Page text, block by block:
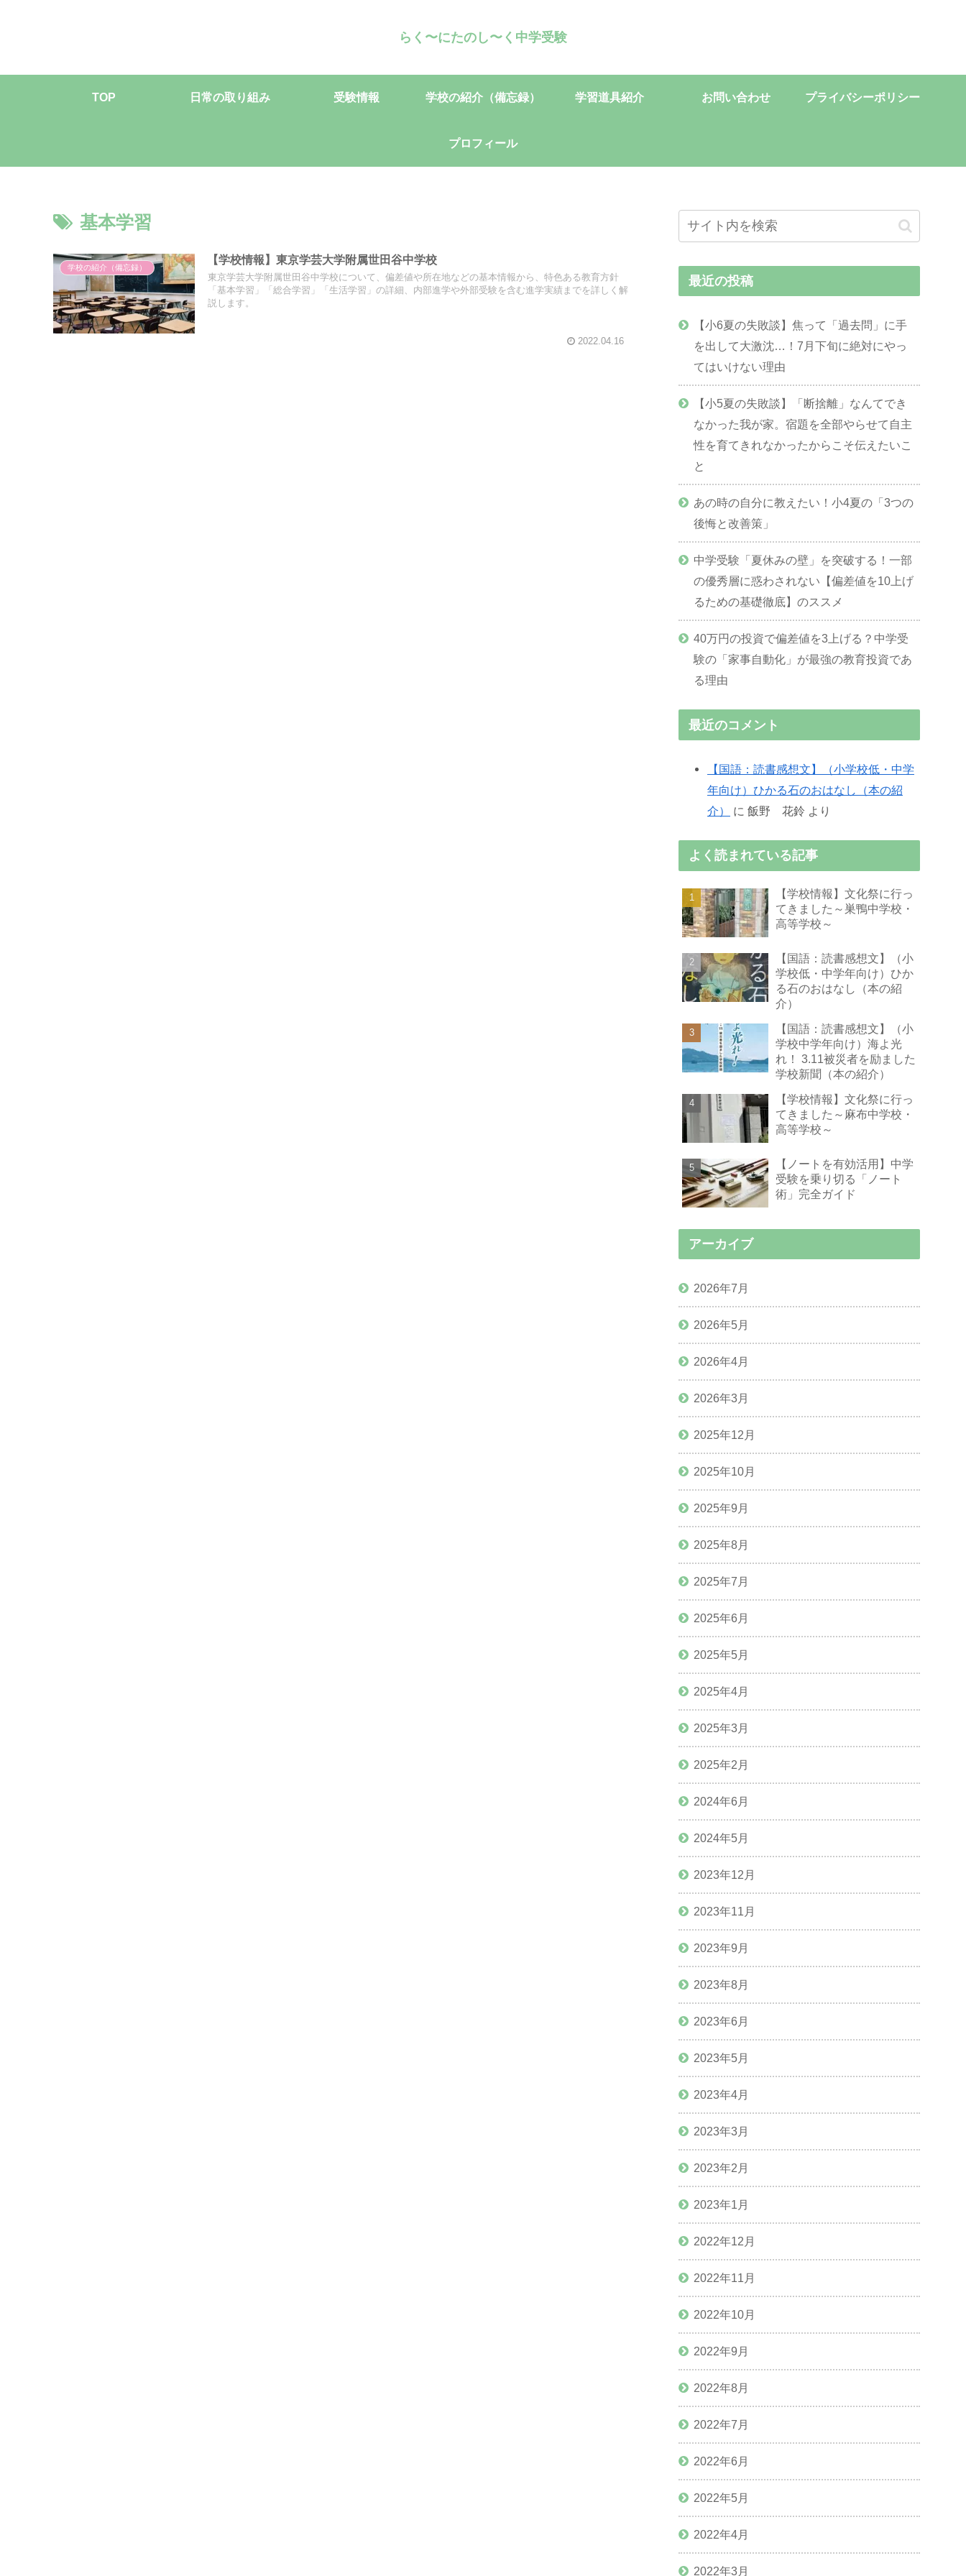
らく〜にたのし〜く中学受験
TOP 日常の取り組み 受験情報 学校の紹介（備忘録） 学習道具紹介 お問い合わせ プライバシーポリシー
プロフィール
基本学習
学校の紹介（備忘録）
【学校情報】東京学芸大学附属世田谷中学校
東京学芸大学附属世田谷中学校について、偏差値や所在地などの基本情報から、特色ある教育方針
「基本学習」「総合学習」「生活学習」の詳細、内部進学や外部受験を含む進学実績までを詳しく解
説します。
2022.04.16
最近の投稿
【小6夏の失敗談】焦って「過去問」に手
を出して大激沈…！7月下旬に絶対にやっ
てはいけない理由
【小5夏の失敗談】「断捨離」なんてでき
なかった我が家。宿題を全部やらせて自主
性を育てきれなかったからこそ伝えたいこ
と
あの時の自分に教えたい！小4夏の「3つの
後悔と改善策」
中学受験「夏休みの壁」を突破する！一部
の優秀層に惑わされない【偏差値を10上げ
るための基礎徹底】のススメ
40万円の投資で偏差値を3上げる？中学受
験の「家事自動化」が最強の教育投資であ
る理由
最近のコメント
【国語：読書感想文】（小学校低・中学
年向け）ひかる石のおはなし（本の紹
介）
に 飯野 花鈴 より
よく読まれている記事
【学校情報】文化祭に行っ
てきました～巣鴨中学校・
高等学校～
【国語：読書感想文】（小
学校低・中学年向け）ひか
る石のおはなし（本の紹
介）
【国語：読書感想文】（小
学校中学年向け）海よ光
れ！ 3.11被災者を励ました
学校新聞（本の紹介）
【学校情報】文化祭に行っ
てきました～麻布中学校・
高等学校～
【ノートを有効活用】中学
受験を乗り切る「ノート
術」完全ガイド
アーカイブ
2026年7月
2026年5月
2026年4月
2026年3月
2025年12月
2025年10月
2025年9月
2025年8月
2025年7月
2025年6月
2025年5月
2025年4月
2025年3月
2025年2月
2024年6月
2024年5月
2023年12月
2023年11月
2023年9月
2023年8月
2023年6月
2023年5月
2023年4月
2023年3月
2023年2月
2023年1月
2022年12月
2022年11月
2022年10月
2022年9月
2022年8月
2022年7月
2022年6月
2022年5月
2022年4月
2022年3月